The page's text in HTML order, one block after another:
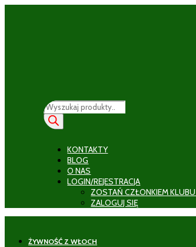
Wyszukiwarka
produktów
KONTAKTY
BLOG
O NAS
LOGIN/REJESTRACJA
ZOSTAŃ CZŁONKIEM
ZALOGUJ SIĘ
ŻYWNOŚĆ Z WŁOCH